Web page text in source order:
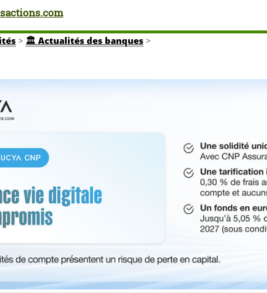
> 🏛️ Actualités des banques>